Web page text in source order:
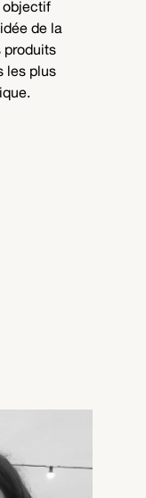
objectif
de la
produits
les plus